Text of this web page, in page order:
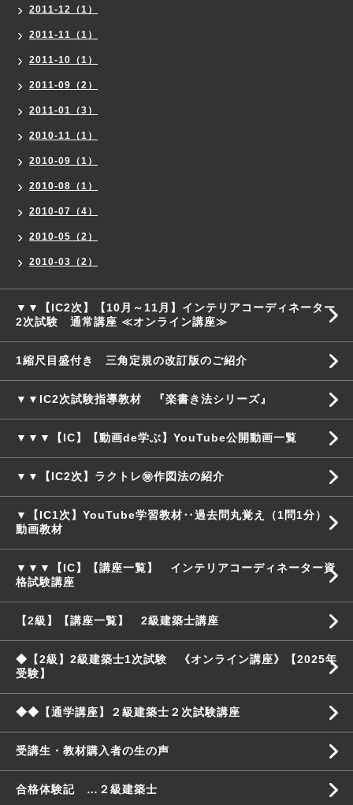
2011-12（1）
2011-11（1）
2011-10（1）
2011-09（2）
2011-01（3）
2010-11（1）
2010-09（1）
2010-08（1）
2010-07（4）
2010-05（2）
2010-03（2）
▼▼【IC2次】【10月～11月】インテリアコーディネーター
2次試験 通常講座 ≪オンライン講座≫
1縮尺目盛付き 三角定規の改訂版のご紹介
▼▼IC2次試験指導教材 『楽書き法シリーズ』
▼▼▼【IC】【動画de学ぶ】YouTube公開動画一覧
▼▼【IC2次】ラクトレ㊙作図法の紹介
▼【IC1次】YouTube学習教材‥過去問丸覚え（1問1分）
動画教材
▼▼▼【IC】【講座一覧】 インテリアコーディネーター資
格試験講座
【2級】【講座一覧】 2級建築士講座
◆【2級】2級建築士1次試験 《オンライン講座》【2025年
受験】
◆◆【通学講座】２級建築士２次試験講座
受講生・教材購入者の生の声
合格体験記 …２級建築士